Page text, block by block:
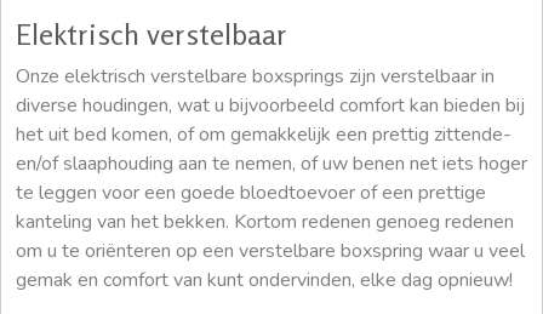
Elektrisch verstelbaar
Onze elektrisch verstelbare boxsprings zijn verstelbaar in
diverse houdingen, wat u bijvoorbeeld comfort kan bieden bij
het uit bed komen, of om gemakkelijk een prettig zittende-
en/of slaaphouding aan te nemen, of uw benen net iets hoger
te leggen voor een goede bloedtoevoer of een prettige
kanteling van het bekken. Kortom redenen genoeg redenen
om u te oriënteren op een verstelbare boxspring waar u veel
gemak en comfort van kunt ondervinden, elke dag opnieuw!